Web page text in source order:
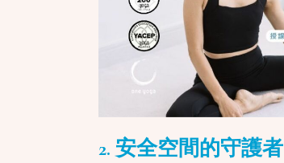
2. 安全空間的守護者